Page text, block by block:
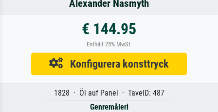
Alexander Nasmyth
€ 144.95
Enthält 25% MwSt.
Konfigurera konsttryck
1828 · Öl auf Panel · TavelD: 487
Genremåleri